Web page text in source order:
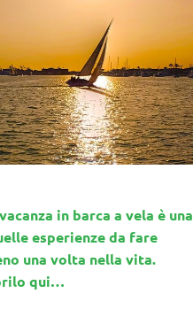
in barca a vela è una
esperienze da fare
una volta nella vita.
qui…